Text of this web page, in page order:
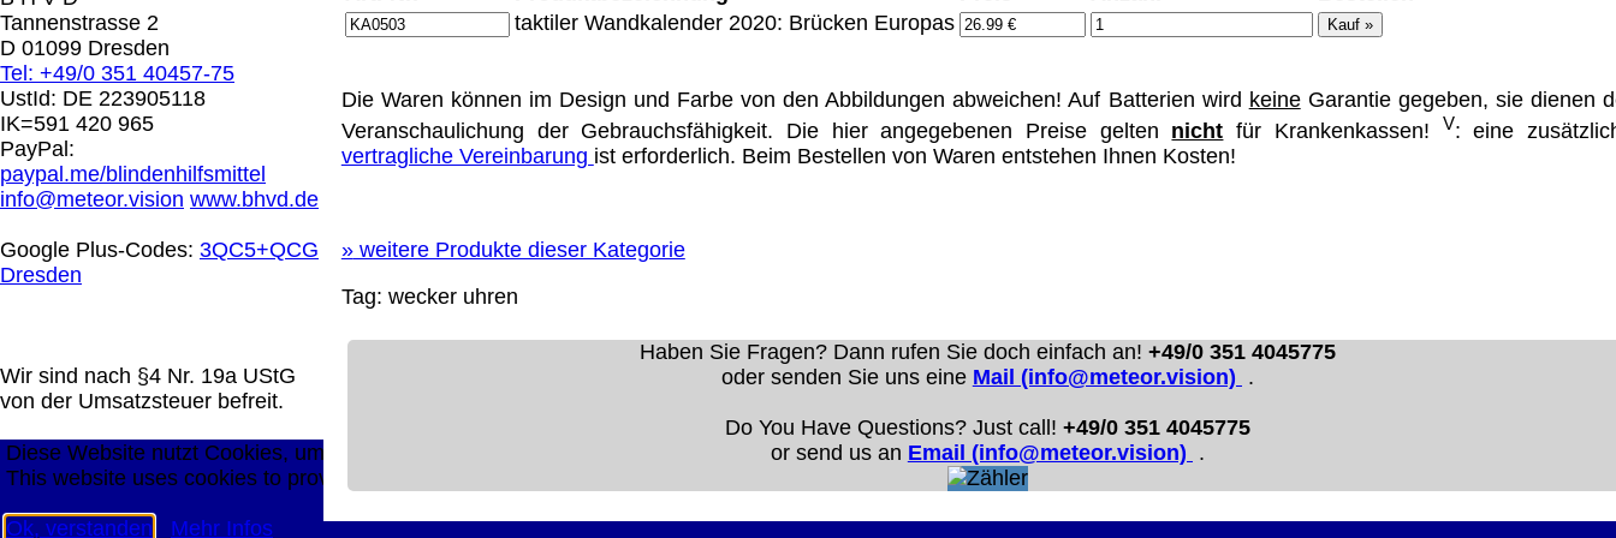
Tannenstrasse 2
D 01099 Dresden
Tel: +49/0 351 40457-75
UstId: DE 223905118
IK=591 420 965
PayPal:
paypal.me/blindenhilfsmittel
info@meteor.vision www.bhvd.de
Google Plus-Codes: 3QC5+QCG
Dresden
Wir sind nach §4 Nr. 19a UStG
von der Umsatzsteuer befreit.
taktiler Wandkalender 2020: Brücken Europas
Die Waren können im Design und Farbe von den Abbildungen abweichen! Auf Batterien wird keineGarantie gegeben, sie dienen
Veranschaulichung der Gebrauchsfähigkeit. Die hier angegebenen Preise gelten nicht für Krankenkassen! V: eine
vertragliche Vereinbarung ist erforderlich. Beim Bestellen von Waren entstehen Ihnen Kosten!
»weitere Produkte dieser Kategorie
Tag: weckeruhren
Haben Sie Fragen? Dann rufen Sie doch einfach an! +49/0 351 4045775
oder senden Sie uns eine Mail (info@meteor.vision) .
Do You Have Questions? Just call! +49/0 351 4045775
or send us an Email (info@meteor.vision) .
0.00 €
Die in diesem Dokument genannten Warenzeichen sind Eigentum der jeweiligen Firmen. Preisänderungen, Irrtümer und
technische Änderungen vorbehalten.
letzte Änderung: 21. Februar 2026 Blinden Hilfsmittel Vertrieb Dresden,
Mit einem Urteil vom 12.05.1998 - 312 O 85/98 - Haftung für Links hat das Landgericht Hamburg entschieden, dass man durch
die Anbringung eines Links, die Inhalte der gelinkten Seite ggf. mit zu verantworten hat. Dieses kann nur dadurch verhindert
werden, dass man sich ausdrücklich von diesen Inhalten distanziert. Hiermit distanzieren wir uns ausdrücklich von allen Inhalten,
aller gelinkten Seiten auf unserer Homepage und machen uns diese Inhalte nicht zu eigen. Diese Erklärung gilt für alle auf
unserer Homepage angebrachten Links.
Die Europäische Kommission stellt eine Plattform zur Online-Streitbeilegung (OS) bereit. Die Plattform finden Sie unter
Unsere E-Mailadresse lautet:info@meteor.vision.
Seitenanfang
Impressum AGB Urheberrechte Kontakt Links Katalog (PDF) Sitemap
große Anzeige Schließen X
Diese Website nutzt Cookies, um bestmögliche Funktionalität bieten zu können.
This website uses cookies to provide the best possible functionality.
Ok, verstanden Mehr Infos